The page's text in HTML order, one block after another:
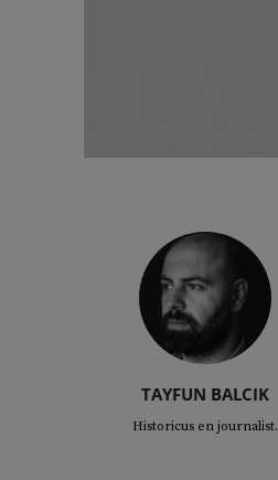
TAYFUN BALCIK
Historicus en journalist.